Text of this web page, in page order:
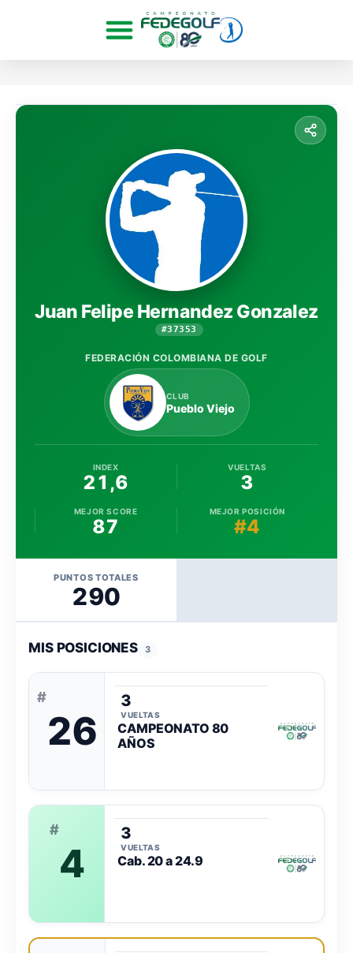
Juan Felipe Hernandez Gonzalez
#37353
FEDERACIÓN COLOMBIANA DE GOLF
CLUB
Pueblo Viejo
INDEX
21,6
VUELTAS
3
MEJOR SCORE
87
MEJOR POSICIÓN
#4
PUNTOS TOTALES
290
MIS POSICIONES 3
#
26
CAMPEONATO 80
AÑOS
3
VUELTAS
#
4 Cab. 20 a 24.9
3
VUELTAS